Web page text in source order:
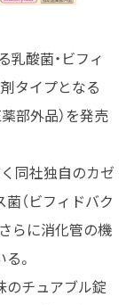
酸菌・ビフィ
タイプとなる
部外品）を発売
同社独自のカゼ
（ビフィドバク
らに消化管の機
。
チュアブル錠